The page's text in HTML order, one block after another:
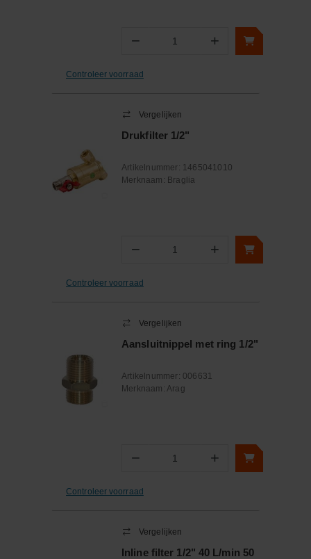
− Aantal +
Controleer voorraad
Vergelijken
Drukfilter 1/2"
Artikelnummer: 1465041010
Merknaam: Braglia
− Aantal +
Controleer voorraad
Vergelijken
Aansluitnippel met ring 1/2"
Artikelnummer: 006631
Merknaam: Arag
− Aantal +
Controleer voorraad
Vergelijken
Inline filter 1/2" 40 L/min 50